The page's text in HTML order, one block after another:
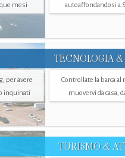
mesi
autoaffondandosi a
TECNOLOGIA
per avere
inquinati
Controllate la barca al
muovervi da casa,
TURISMO &